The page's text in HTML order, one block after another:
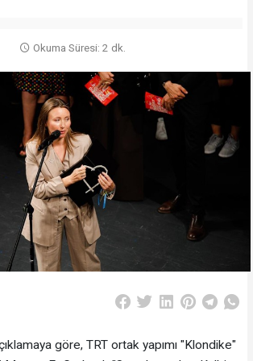
Okuma Süresi: 2 dk.
göre, TRT ortak yapımı "Klondike"